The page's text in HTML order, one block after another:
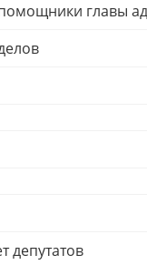
главы
депутатов